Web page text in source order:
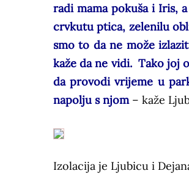
radi mama pokuša i Iris,
crvkutu ptica, zelenilu
smo to da ne može
kaže da ne vidi. Tako joj
da provodi vrijeme u
napolju s njom– kaže
Izolacija je Ljubicu i